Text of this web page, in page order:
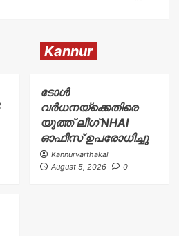
Kannur
ടോള്‍
വര്‍ധനയ്ക്കെതിരെ
യൂത്ത് ലീഗ് NHAI
ഓഫീസ് ഉപരോധിച്ചു
Kannurvarthakal
August 5, 2026
0